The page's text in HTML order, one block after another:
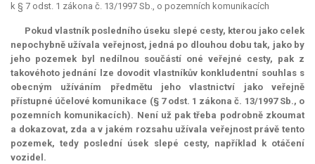
k § 7 odst. 1 zákona č. 13/1997 Sb., o pozemních komunikacích
Pokud vlastník posledního úseku slepé cesty, kterou jako celek
nepochybně užívala veřejnost, jedná po dlouhou dobu tak, jako by
jeho pozemek byl nedílnou součástí oné veřejné cesty, pak z
takovéhoto jednání lze dovodit vlastníkův konkludentní souhlas s
obecným užíváním předmětu jeho vlastnictví jako veřejně
přístupné účelové komunikace (§ 7 odst. 1 zákona č. 13/1997 Sb., o
pozemních komunikacích). Není už pak třeba podrobně zkoumat
a dokazovat, zda a v jakém rozsahu užívala veřejnost právě tento
pozemek, tedy poslední úsek slepé cesty, například k otáčení
vozidel.